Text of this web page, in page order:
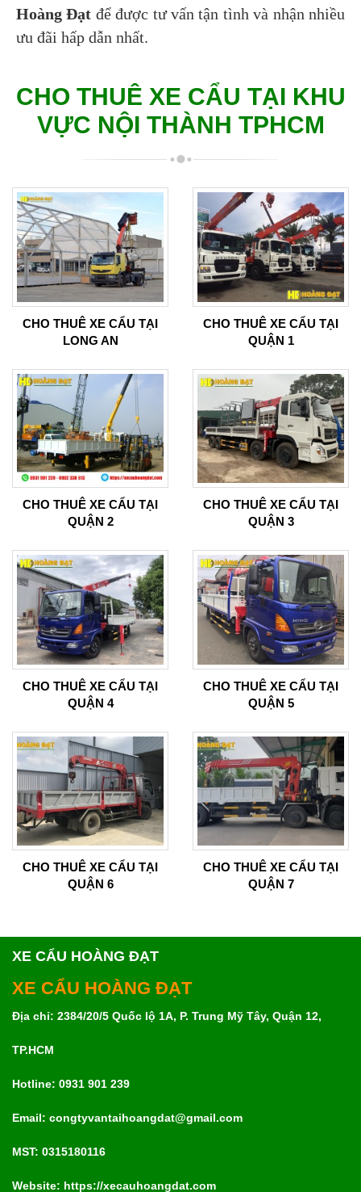
Hoàng Đạt để được tư vấn tận tình và nhận nhiều
ưu đãi hấp dẫn nhất.
CHO THUÊ XE CẨU TẠI KHU
VỰC NỘI THÀNH TPHCM
CHO THUÊ XE CẨU TẠI
LONG AN
CHO THUÊ XE CẨU TẠI
QUẬN 1
CHO THUÊ XE CẨU TẠI
QUẬN 2
CHO THUÊ XE CẨU TẠI
QUẬN 3
CHO THUÊ XE CẨU TẠI
QUẬN 4
CHO THUÊ XE CẨU TẠI
QUẬN 5
CHO THUÊ XE CẨU TẠI
QUẬN 6
CHO THUÊ XE CẨU TẠI
QUẬN 7
XE CẨU HOÀNG ĐẠT
XE CẨU HOÀNG ĐẠT
Địa chỉ: 2384/20/5 Quốc lộ 1A, P. Trung Mỹ Tây, Quận 12,
TP.HCM
Hotline: 0931 901 239
Email: congtyvantaihoangdat@gmail.com
MST: 0315180116
Website: https://xecauhoangdat.com